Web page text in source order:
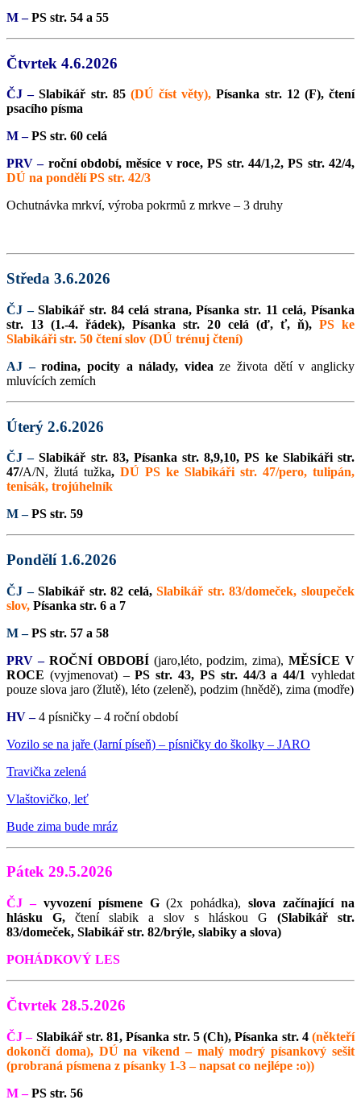
M –PS str. 54 a 55
Čtvrtek 4.6.2026
ČJ –Slabikář str. 85(DÚ číst věty), Písanka str. 12 (F), čtení
psacího písma
M –PS str. 60 celá
PRV – roční období, měsíce v roce, PS str. 44/1,2, PS str. 42/4,
DÚ na pondělí PS str. 42/3
Ochutnávka mrkví, výroba pokrmů z mrkve – 3 druhy
Středa 3.6.2026
ČJ –Slabikář str. 84 celá strana, Písanka str. 11 celá, Písanka
str. 13 (1.-4. řádek), Písanka str. 20 celá (ď, ť, ň), PS ke
Slabikáři str. 50 čtení slov (DÚ trénuj čtení)
AJ –rodina, pocity a nálady, videa ze života dětí v anglicky
mluvících zemích
Úterý 2.6.2026
ČJ –Slabikář str. 83, Písanka str. 8,9,10, PS ke Slabikáři str.
47/A/N, žlutá tužka, DÚ PS ke Slabikáři str. 47/pero, tulipán,
tenisák, trojúhelník
M –PS str. 59
Pondělí 1.6.2026
ČJ –Slabikář str. 82 celá,Slabikář str. 83/domeček, sloupeček
slov, Písanka str. 6 a 7
M –PS str. 57 a 58
PRV – ROČNÍ OBDOBÍ(jaro,léto, podzim, zima),MĚSÍCE V
ROCE (vyjmenovat) –PS str. 43, PS str. 44/3 a 44/1 vyhledat
pouze slova jaro (žlutě), léto (zeleně), podzim (hnědě), zima (modře)
HV –4 písničky – 4 roční období
Vozilo se na jaře (Jarní píseň) – písničky do školky – JARO
Travička zelená
Vlaštovičko, leť
Bude zima bude mráz
Pátek 29.5.2026
ČJ –vyvození písmene G(2x pohádka),slova začínající na
hlásku G, čtení slabik a slov s hláskou G (Slabikář str.
83/domeček, Slabikář str. 82/brýle, slabiky a slova)
POHÁDKOVÝ LES
Čtvrtek 28.5.2026
ČJ – Slabikář str. 81, Písanka str. 5 (Ch), Písanka str. 4 (někteří
dokončí doma), DÚ na víkend – malý modrý písankový sešit
(probraná písmena z písanky 1-3 – napsat co nejlépe :o))
M –PS str. 56